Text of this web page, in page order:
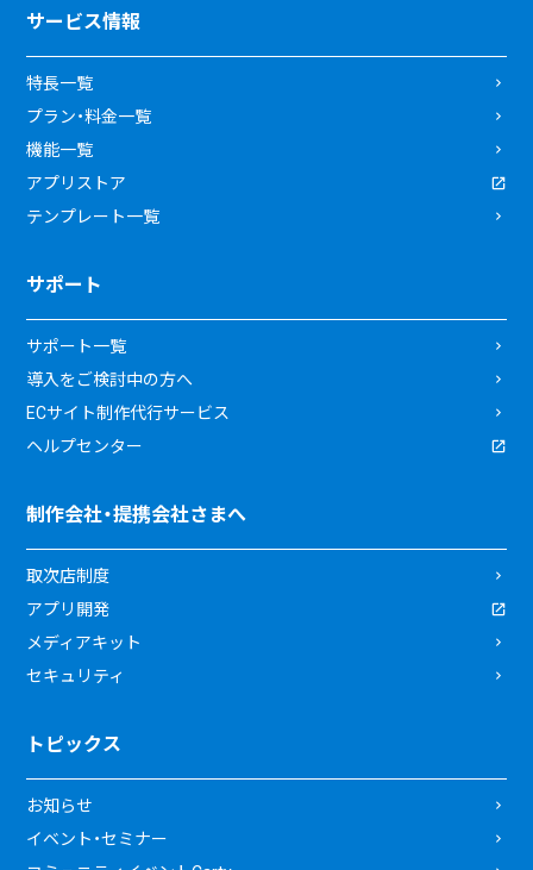
サービス情報
特長一覧
プラン・料金一覧
機能一覧
アプリストア
テンプレート一覧
サポート
サポート一覧
導入をご検討中の方へ
ECサイト制作代行サービス
ヘルプセンター
制作会社・提携会社さまへ
取次店制度
アプリ開発
メディアキット
セキュリティ
トピックス
お知らせ
イベント・セミナー